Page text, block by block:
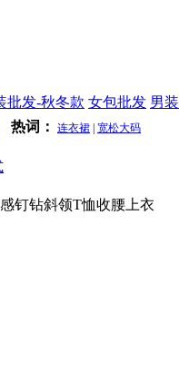
批发-秋冬款 女包批发 男装
热词： 连衣裙 宽松大码
钉钻斜领T恤收腰上衣